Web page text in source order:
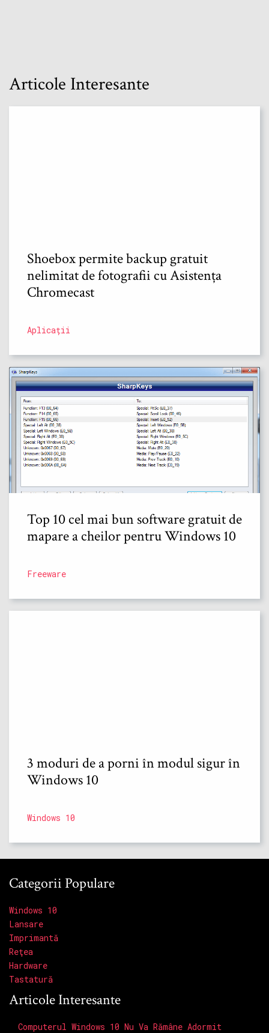
Articole Interesante
Shoebox permite backup gratuit
nelimitat de fotografii cu Asistența
Chromecast
Aplicații
Top 10 cel mai bun software gratuit de
mapare a cheilor pentru Windows 10
Freeware
3 moduri de a porni în modul sigur în
Windows 10
Windows 10
Categorii Populare
Windows 10
Lansare
Imprimantă
Reţea
Hardware
Tastatură
Articole Interesante
Computerul Windows 10 Nu Va Rămâne Adormit